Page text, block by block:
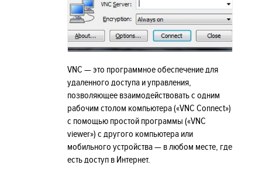
VNC — это программное обеспечение для
удаленного доступа и управления,
позволяющее взаимодействовать с одним
рабочим столом компьютера («VNC Connect»)
с помощью простой программы («VNC
viewer») с другого компьютера или
мобильного устройства — в любом месте, где
есть доступ в Интернет.